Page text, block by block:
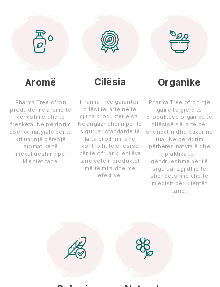
Aromë
Pharma Tree ofron
produkte me aromë të
këndshme dhe të
freskëta. Ne përdorim
esenca natyrale për të
krijuar një përvojë
aromatike të
mrekullueshme për
klientët tanë.
Cilësia
Pharma Tree garanton
cilësi të lartë në të
gjitha produktet e saj.
Ne angazhohemi për të
siguruar standarde të
larta prodhimi dhe
kontrollit të cilësisë
për të ofruar klientëve
tanë vetëm produktet
më të mira dhe më
efektive.
Organike
Pharma Tree ofron një
gamë të gjerë të
produkteve organike të
cilësisë së lartë për
shëndetin dhe bukurinë
tuaj. Ne përdorim
përbërës natyralë dhe
praktika të
qëndrueshme për të
siguruar zgjidhje të
shëndetshme dhe të
mjedisit për klientët
tanë.